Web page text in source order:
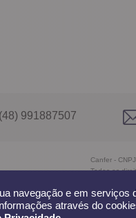
navegação e em serviços
através do
991887507
Canfer -
Todos os